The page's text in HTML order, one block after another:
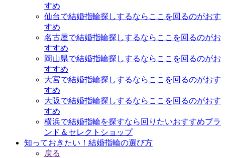
すめ
仙台で結婚指輪探しするならここを回るのがおす
すめ
名古屋で結婚指輪探しするならここを回るのがお
すすめ
岡山県で結婚指輪探しするならここを回るのがお
すすめ
大宮で結婚指輪探しするならここを回るのがおす
すめ
大阪で結婚指輪探しするならここを回るのがおす
すめ
横浜で結婚指輪を探すなら回りたいおすすめブラ
ンド＆セレクトショップ
知っておきたい！結婚指輪の選び方
戻る